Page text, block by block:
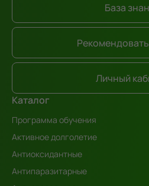
Каталог
Программа обучения
Активное долголетие
Антиоксидантные
Антипаразитарные
База
Личный